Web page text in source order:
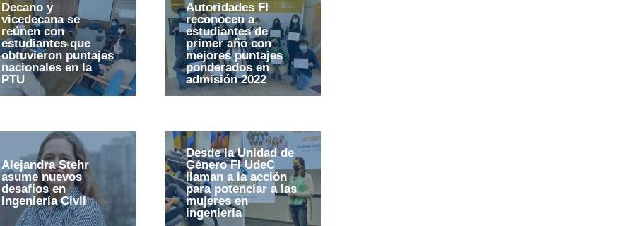
Decano y
vicedecana se
reúnen con
estudiantes que
obtuvieron puntajes
nacionales en la
PTU
Autoridades FI
reconocen a
estudiantes de
primer año con
mejores puntajes
ponderados en
admisión 2022
Alejandra Stehr
asume nuevos
desafíos en
Ingeniería Civil
Desde la Unidad de
Género FI UdeC
llaman a la acción
para potenciar a las
mujeres en
ingeniería